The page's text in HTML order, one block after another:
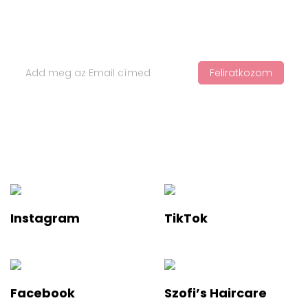
Feliratkozom
Instagram TikTok
Facebook Szofi’s Haircare